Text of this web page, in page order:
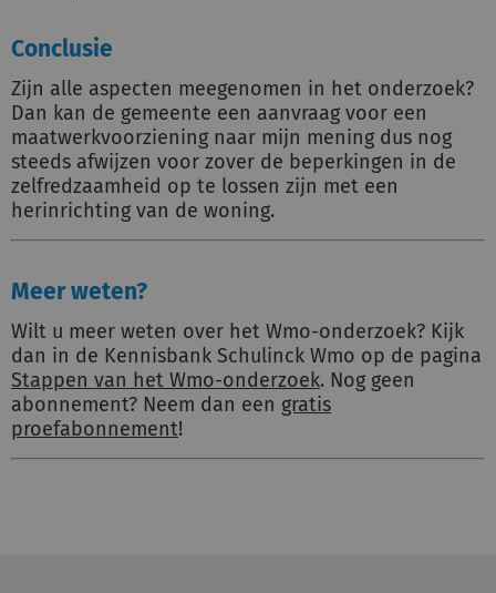
Conclusie
Zijn alle aspecten meegenomen in het onderzoek?
Dan kan de gemeente een aanvraag voor een
maatwerkvoorziening naar mijn mening dus nog
steeds afwijzen voor zover de beperkingen in de
zelfredzaamheid op te lossen zijn met een
herinrichting van de woning.
Meer weten?
Wilt u meer weten over het Wmo-onderzoek? Kijk
dan in de Kennisbank Schulinck Wmo op de pagina
Stappen van het Wmo-onderzoek. Nog geen
abonnement? Neem dan een gratis
proefabonnement!